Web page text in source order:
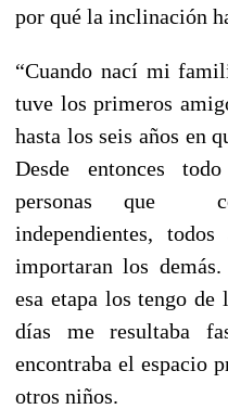
por qué la inclinación
“Cuando nací mi
tuve los primeros
hasta los seis años en
Desde entonces
personas que
independientes,
importaran los
esa etapa los tengo
días me resultaba
encontraba el espacio
otros niños.